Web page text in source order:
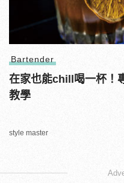
Bartender
在家也能chill喝一杯！
教學
style master